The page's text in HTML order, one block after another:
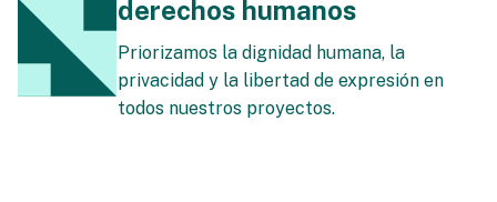
derechos humanos
Priorizamos la dignidad humana, la
privacidad y la libertad de expresión en
todos nuestros proyectos.